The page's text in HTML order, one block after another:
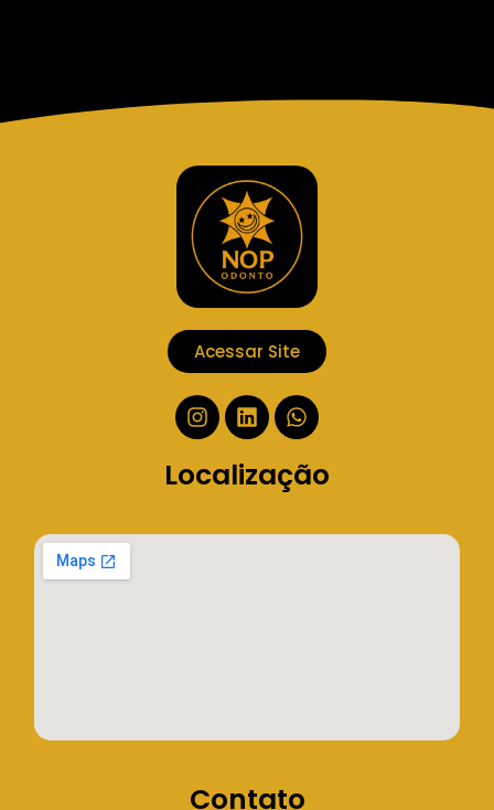
Acessar Site
Localização
Contato